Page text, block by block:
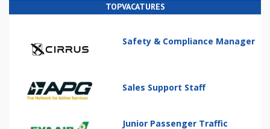
TOPVACATURES
Safety & Compliance Manager
Sales Support Staff
Junior Passenger Traffic